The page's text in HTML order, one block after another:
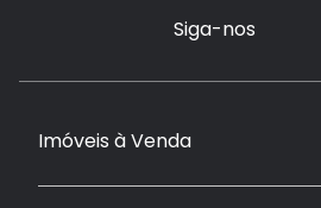
Siga-nos
Imóveis à Venda